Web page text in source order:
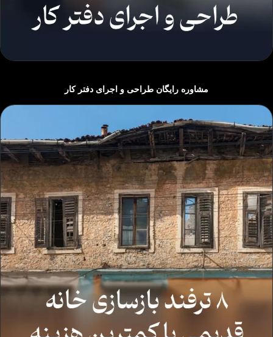
مشاوره رایگان طراحی و اجرای دفتر کار